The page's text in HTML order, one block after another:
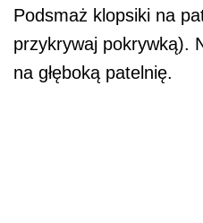
Podsmaż klopsiki na
przykrywaj pokrywką).
na głęboką patelnię.